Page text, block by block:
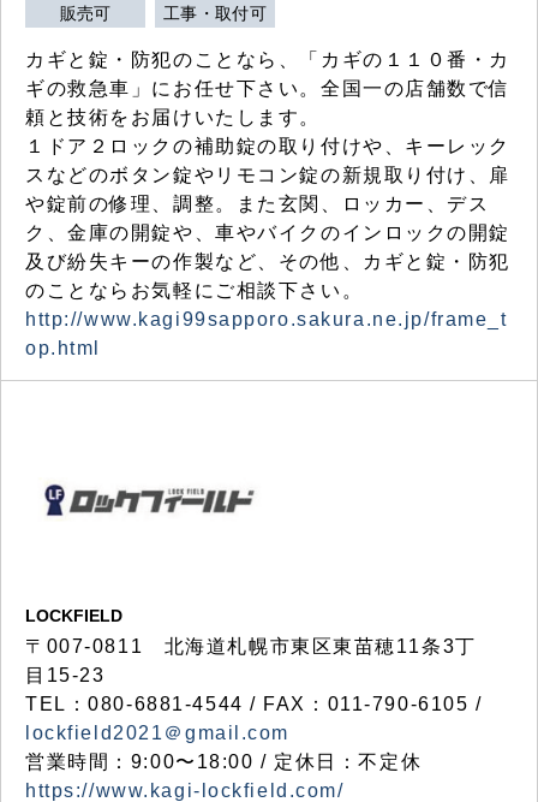
販売可 工事・取付可
カギと錠・防犯のことなら、「カギの１１０番・カ
ギの救急車」にお任せ下さい。全国一の店舗数で信
頼と技術をお届けいたします。
１ドア２ロックの補助錠の取り付けや、キーレック
スなどのボタン錠やリモコン錠の新規取り付け、扉
や錠前の修理、調整。また玄関、ロッカー、デス
ク、金庫の開錠や、車やバイクのインロックの開錠
及び紛失キーの作製など、その他、カギと錠・防犯
のことならお気軽にご相談下さい。
http://www.kagi99sapporo.sakura.ne.jp/frame_t
op.html
LOCKFIELD
〒007-0811 北海道札幌市東区東苗穂11条3丁
目15-23
TEL：080-6881-4544 / FAX：011-790-6105 /
lockfield2021＠gmail.com
営業時間：9:00〜18:00 / 定休日：不定休
https://www.kagi-lockfield.com/